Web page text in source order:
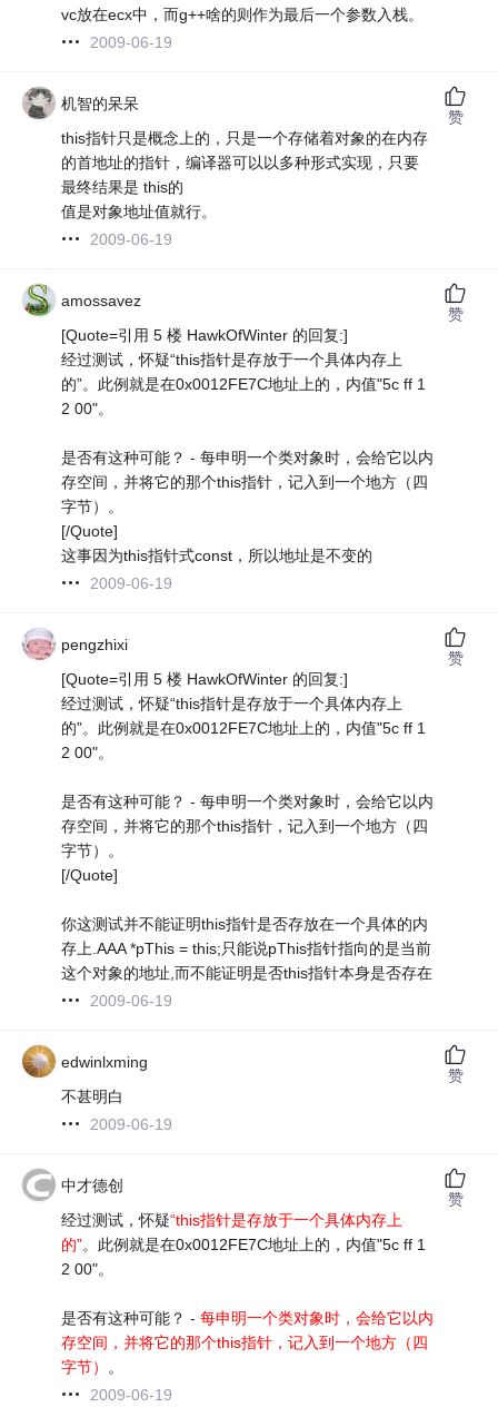
vc放在ecx中，而g++啥的则作为最后一个参数入栈。
2009-06-19
机智的呆呆
this指针只是概念上的，只是一个存储着对象的在内存
的首地址的指针，编译器可以以多种形式实现，只要
最终结果是 this的
值是对象地址值就行。
2009-06-19
赞
amossavez
[Quote=引用 5 楼 HawkOfWinter 的回复:]
经过测试，怀疑“this指针是存放于一个具体内存上
的”。此例就是在0x0012FE7C地址上的，内值"5c ff 1
2 00"。
是否有这种可能？ - 每申明一个类对象时，会给它以内
存空间，并将它的那个this指针，记入到一个地方（四
字节）。
[/Quote]
这事因为this指针式const，所以地址是不变的
2009-06-19
赞
pengzhixi
[Quote=引用 5 楼 HawkOfWinter 的回复:]
经过测试，怀疑“this指针是存放于一个具体内存上
的”。此例就是在0x0012FE7C地址上的，内值"5c ff 1
2 00"。
是否有这种可能？ - 每申明一个类对象时，会给它以内
存空间，并将它的那个this指针，记入到一个地方（四
字节）。
[/Quote]
你这测试并不能证明this指针是否存放在一个具体的内
存上.AAA *pThis = this;只能说pThis指针指向的是当前
这个对象的地址,而不能证明是否this指针本身是否存在
2009-06-19
赞
edwinlxming
不甚明白
2009-06-19
赞
中才德创
经过测试，怀疑“this指针是存放于一个具体内存上
的”。此例就是在0x0012FE7C地址上的，内值"5c ff 1
2 00"。
是否有这种可能？ -每申明一个类对象时，会给它以内
存空间，并将它的那个this指针，记入到一个地方（四
字节）
。
2009-06-19
赞